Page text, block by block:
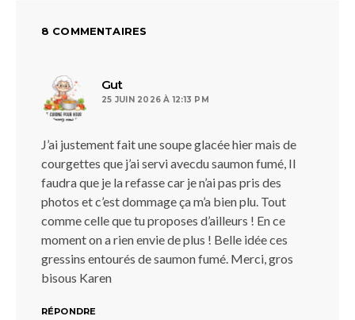
8 COMMENTAIRES
Gutdit :
25 JUIN 2026 À 12:13 PM
J’ai justement fait une soupe glacée hier mais de
courgettes que j’ai servi avecdu saumon fumé, Il
faudra que je la refasse car je n’ai pas pris des
photos et c’est dommage ça m’a bien plu. Tout
comme celle que tu proposes d’ailleurs ! En ce
moment on a rien envie de plus ! Belle idée ces
gressins entourés de saumon fumé. Merci, gros
bisous Karen
RÉPONDRE